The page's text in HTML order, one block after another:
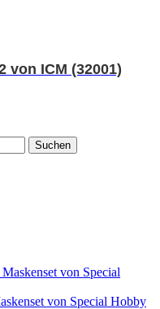
von ICM (32001)
Suchen
von Special Hobby